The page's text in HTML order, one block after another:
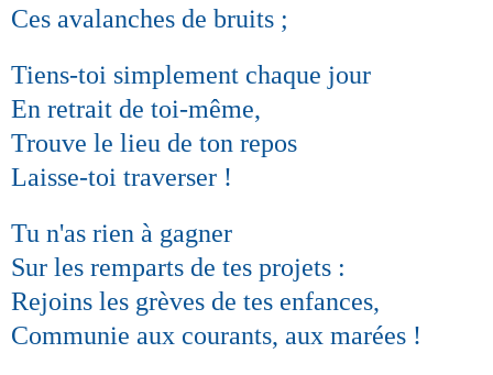
Ces avalanches de bruits ;
Tiens-toi simplement chaque jour
En retrait de toi-même,
Trouve le lieu de ton repos
Laisse-toi traverser !
Tu n'as rien à gagner
Sur les remparts de tes projets :
Rejoins les grèves de tes enfances,
Communie aux courants, aux marées !